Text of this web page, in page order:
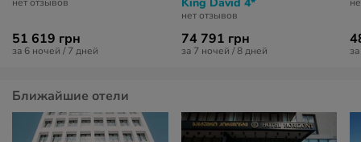
51 619 грн
за 6 ночей / 7 дней
нет отзывов
74 791 грн
за 7 ночей / 8 дней
Ближайшие отели